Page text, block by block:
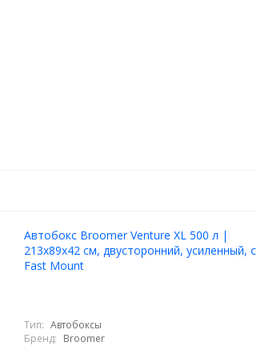
Автобокс Broomer Venture XL 500 л |
213х89х42 см, двусторонний, усиленный, с
Fast Mount
Тип: Автобоксы
Бренд: Broomer